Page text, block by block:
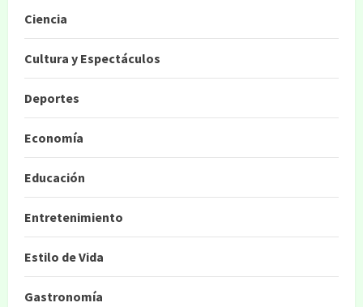
Ciencia
Cultura y Espectáculos
Deportes
Economía
Educación
Entretenimiento
Estilo de Vida
Gastronomía